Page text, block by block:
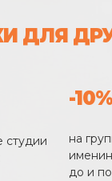
-10%
на
до и
студии
ДЛЯ